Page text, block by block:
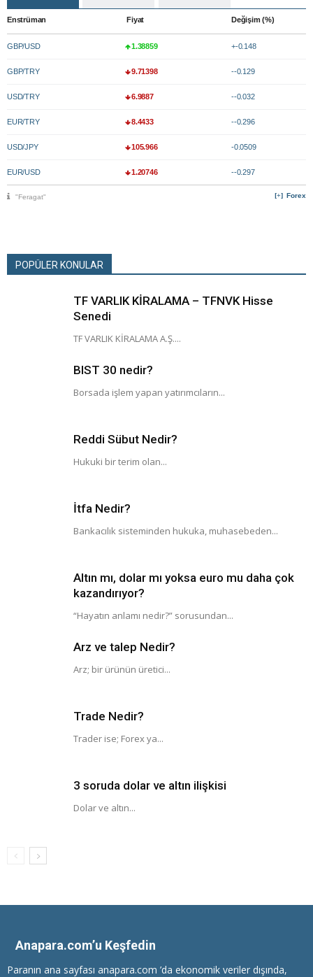
Enstrüman Fiyat Değişim (%)
GBP/USD 1.38859 +-0.148
GBP/TRY 9.71398 --0.129
USD/TRY 6.9887 --0.032
EUR/TRY 8.4433 --0.296
USD/JPY 105.966 -0.0509
EUR/USD 1.20746 --0.297
Forex
"Feragat"
POPÜLER KONULAR
TF VARLIK KİRALAMA – TFNVK Hisse
Senedi
TF VARLIK KİRALAMA A.Ş....
BIST 30 nedir?
Borsada işlem yapan yatırımcıların...
Reddi Sübut Nedir?
Hukuki bir terim olan...
İtfa Nedir?
Bankacılık sisteminden hukuka, muhasebeden...
Altın mı, dolar mı yoksa euro mu daha çok
kazandırıyor?
“Hayatın anlamı nedir?” sorusundan...
Arz ve talep Nedir?
Arz; bir ürünün üretici...
Trade Nedir?
Trader ise; Forex ya...
3 soruda dolar ve altın ilişkisi
Dolar ve altın...
Anapara.com’u Keşfedin
Paranın ana sayfası anapara.com ’da ekonomik veriler dışında,